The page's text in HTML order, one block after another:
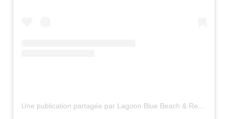
Une publication partagée par Lagoon Blue Beach & Restaurant (@lagoonblue_beach)